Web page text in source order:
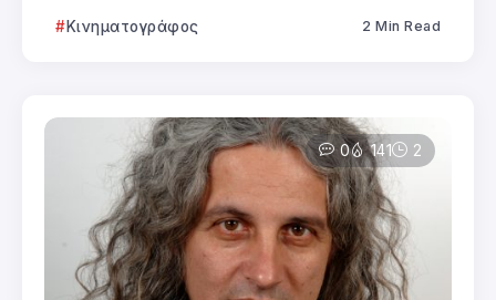
Κινηματογράφος 2 Min Read
0 141 2